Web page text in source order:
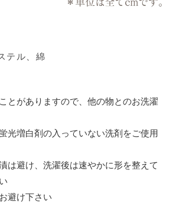
テル、綿
とがありますので、他の物とのお洗濯
光増白剤の入っていない洗剤をご使用
は避け、洗濯後は速やかに形を整えて
避け下さい